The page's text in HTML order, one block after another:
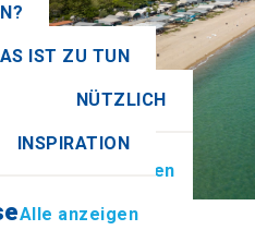
IST ZU TUN
NÜTZLICH
Alle anzeigen
INSPIRATION
Alle anzeigen